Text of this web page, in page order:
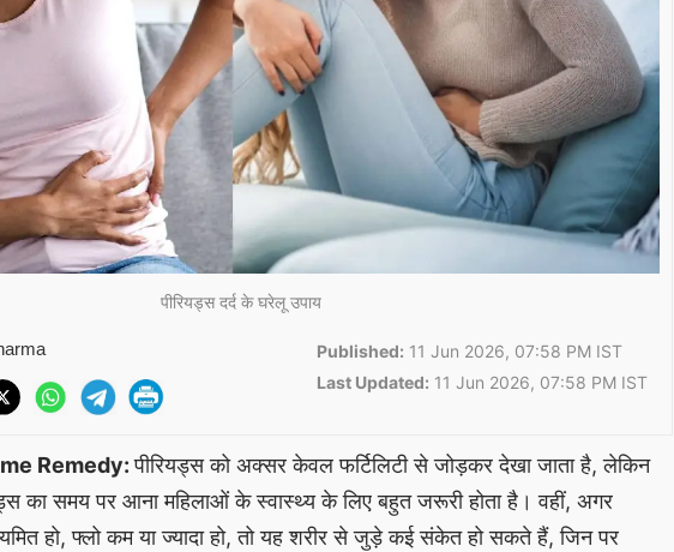
पीरियड्स दर्द के घरेलू उपाय
Published: 11 Jun 2026, 07:58 PM IST
Last Updated: 11 Jun 2026, 07:58 PM IST
Remedy:पीरियड्स को अक्सर केवल फर्टिलिटी से जोड़कर देखा जाता है, लेकिन
का समय पर आना महिलाओं के स्वास्थ्य के लिए बहुत जरूरी होता है। वहीं, अगर
हो, फ्लो कम या ज्यादा हो, तो यह शरीर से जुड़े कई संकेत हो सकते हैं, जिन पर